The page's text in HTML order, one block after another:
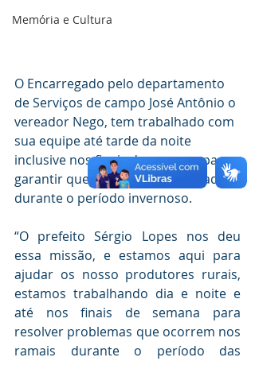
Memória e Cultura
O Encarregado pelo departamento
de Serviços de campo José Antônio o
vereador Nego, tem trabalhado com
sua equipe até tarde da noite
inclusive nos finais de semana, para
garantir que ninguém fique isolado
durante o período invernoso.
“O prefeito Sérgio Lopes nos deu
essa missão, e estamos aqui para
ajudar os nosso produtores rurais,
estamos trabalhando dia e noite e
até nos finais de semana para
resolver problemas que ocorrem nos
ramais durante o período das